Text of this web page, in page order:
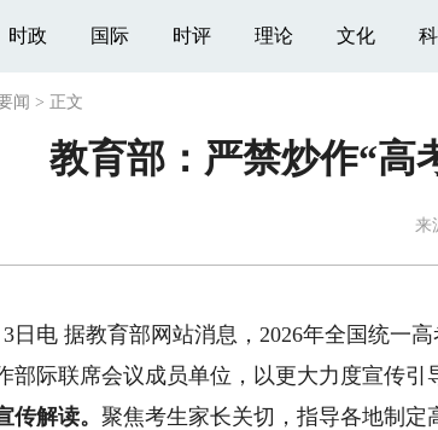
时政 国际 时评 理论 文化
闻 > 正文
教育部：严禁炒作“高
来
电 据教育部网站消息，2026年全国统一高
部际联席会议成员单位，以更大力度宣传引
传解读。聚焦考生家长关切，指导各地制